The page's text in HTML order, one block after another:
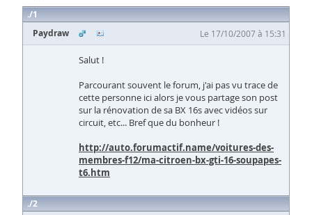
1
Paydraw
Le 17/10/2007 à 15:31
Salut !
Parcourant souvent le forum, j'ai pas vu trace de
cette personne ici alors je vous partage son post
sur la rénovation de sa BX 16s avec vidéos sur
circuit, etc... Bref que du bonheur !
http://auto.forumactif.name/voitures-des-
membres-f12/ma-citroen-bx-gti-16-soupapes-
t6.htm
2